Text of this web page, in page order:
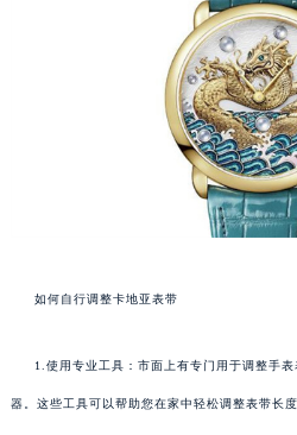
如何自行调整卡地亚表带
1.使用专业工具：市面上有专门用于调整手
器。这些工具可以帮助您在家中轻松调整表带长度